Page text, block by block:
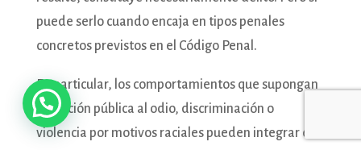
puede serlo cuando encaja en tipos penales
concretos previstos en el Código Penal.
En particular, los comportamientos que supongan
incitación pública al odio, discriminación o
violencia por motivos raciales pueden integrar el